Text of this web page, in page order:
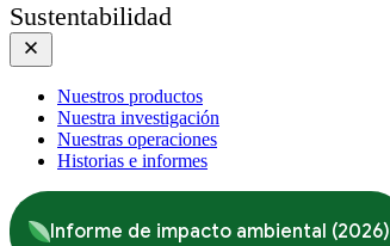
Sustentabilidad
Nuestros productos
Nuestra investigación
Nuestras operaciones
Historias e informes
Informe de impacto ambiental (2026)